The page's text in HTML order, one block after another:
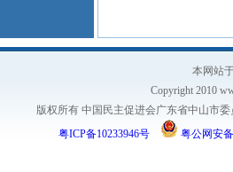
本网站
Copyright 2010
版权所有 中国民主促进会广东省中山市
粤ICP备10233946号
粤公网安